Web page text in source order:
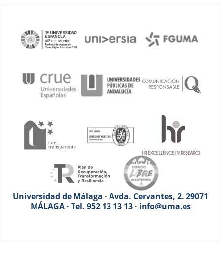
Universidad de Málaga · Avda. Cervantes, 2. 29071
MÁLAGA · Tel. 952 13 13 13 · info@uma.es